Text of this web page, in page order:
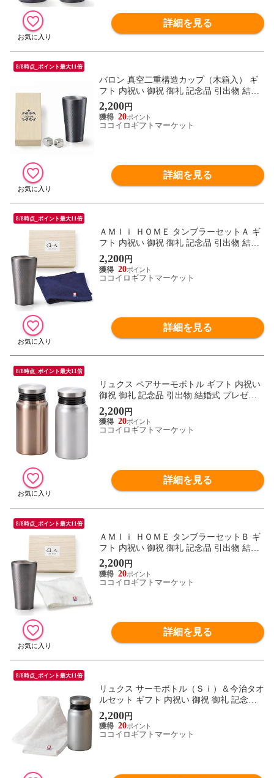
詳細を見る
8/8時点_ポイント最大11倍
バロン 真空二重構造カップ（木箱入） ギ
フト 内祝い 御祝 御礼 記念品 引出物 結婚
式 プレゼント 出産内祝い 結婚お祝い
2,200円
20
ココイロギフトマーケット
詳細を見る
8/8時点_ポイント最大11倍
ＡＭＩｉ ＨＯＭＥ タンブラーセットＡ ギ
フト 内祝い 御祝 御礼 記念品 引出物 結婚
式 プレゼント 出産内祝い 結婚お祝い
2,200円
20
ココイロギフトマーケット
詳細を見る
8/8時点_ポイント最大11倍
リュクス ペアサーモボトル ギフト 内祝い
御祝 御礼 記念品 引出物 結婚式 プレゼン
ト 出産内祝い 結婚お祝い
2,200円
20
ココイロギフトマーケット
詳細を見る
8/8時点_ポイント最大11倍
ＡＭＩｉ ＨＯＭＥ タンブラーセットＢ ギ
フト 内祝い 御祝 御礼 記念品 引出物 結婚
式 プレゼント 出産内祝い 結婚お祝い
2,200円
20
ココイロギフトマーケット
詳細を見る
8/8時点_ポイント最大11倍
リュクス サーモボトル（Ｓｉ）＆今治タオ
ルセット ギフト 内祝い 御祝 御礼 記念品
引出物 結婚式 プレゼント 出産内祝い 結婚
お祝い
2,200円
20
ココイロギフトマーケット